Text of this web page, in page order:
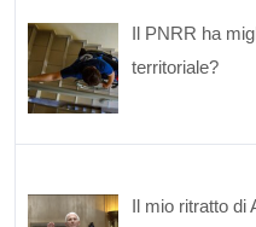
Il PNRR ha
territoriale?
Il mio ritratto di